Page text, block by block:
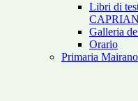
Libri di
Galleria
Orario
Primaria Mairano